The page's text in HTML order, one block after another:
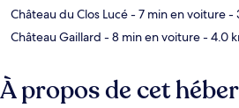
Château du Clos Lucé- 7 min en voiture-
Château Gaillard - 8 min en voiture- 4.0
À propos de cet